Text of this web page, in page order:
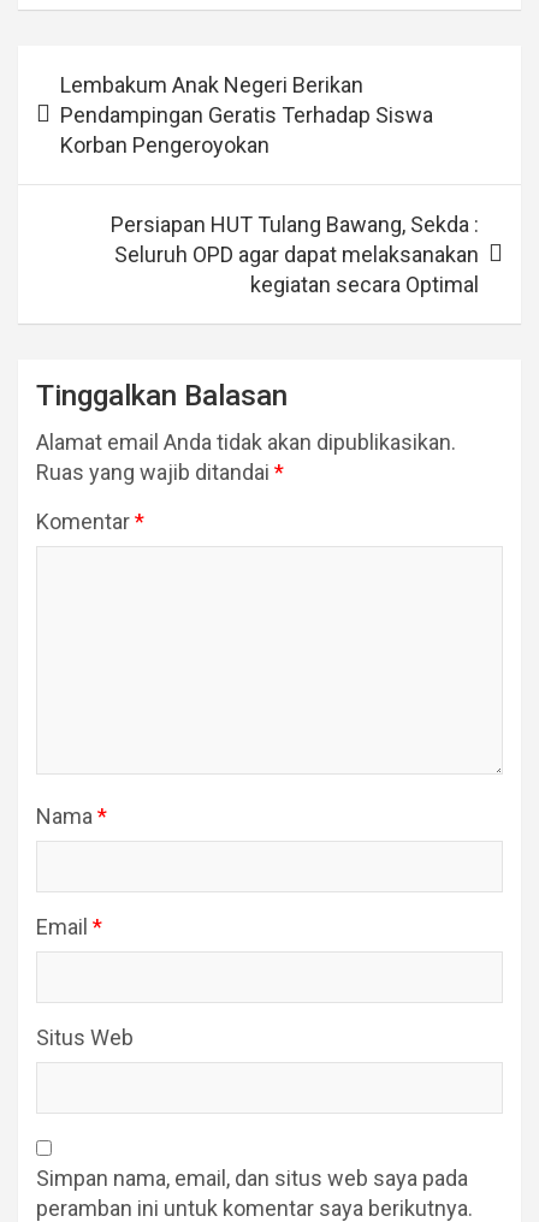
posLembakum Anak Negeri Berikan
Pendampingan Geratis Terhadap Siswa
Korban Pengeroyokan
Persiapan HUT Tulang Bawang, Sekda :
Seluruh OPD agar dapat melaksanakan
kegiatan secara Optimal
Tinggalkan Balasan
Alamat email Anda tidak akan dipublikasikan.
Ruas yang wajib ditandai *
Komentar*
Nama *
Email *
Situs Web
Simpan nama, email, dan situs web saya pada
peramban ini untuk komentar saya berikutnya.